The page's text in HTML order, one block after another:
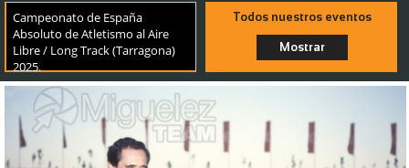
Campeonato de España
Absoluto de Atletismo al Aire
Libre / Long Track (Tarragona)
2025.
Todos nuestros eventos
Mostrar